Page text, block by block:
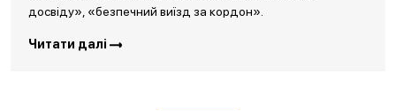
досвіду», «безпечний виїзд за кордон».
Читати далі